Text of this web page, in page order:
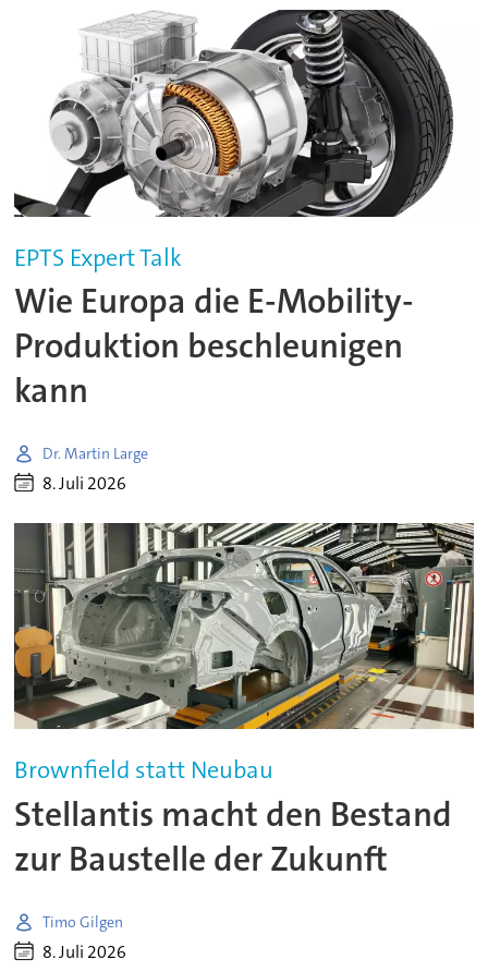
EPTS Expert Talk
Wie Europa die E-Mobility-
Produktion beschleunigen
kann
Dr. Martin Large
8. Juli 2026
Brownfield statt Neubau
Stellantis macht den Bestand
zur Baustelle der Zukunft
Timo Gilgen
8. Juli 2026